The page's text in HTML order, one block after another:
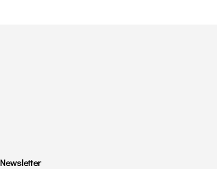
Newsletter